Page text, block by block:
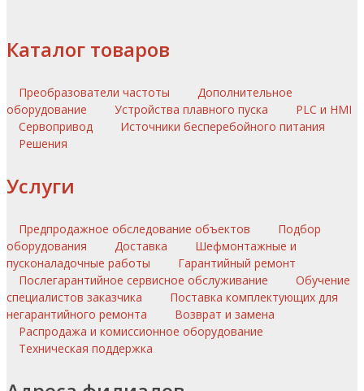
Каталог товаров
Преобразователи частоты
Дополнительное
оборудование
Устройства плавного пуска
PLC и HMI
Сервопривод
Источники бесперебойного питания
Решения
Услуги
Предпродажное обследование объектов
Подбор
оборудования
Доставка
Шефмонтажные и
пусконаладочные работы
Гарантийный ремонт
Послегарантийное сервисное обслуживание
Обучение
специалистов заказчика
Поставка комплектующих для
негарантийного ремонта
Возврат и замена
Распродажа и комиссионное оборудование
Техническая поддержка